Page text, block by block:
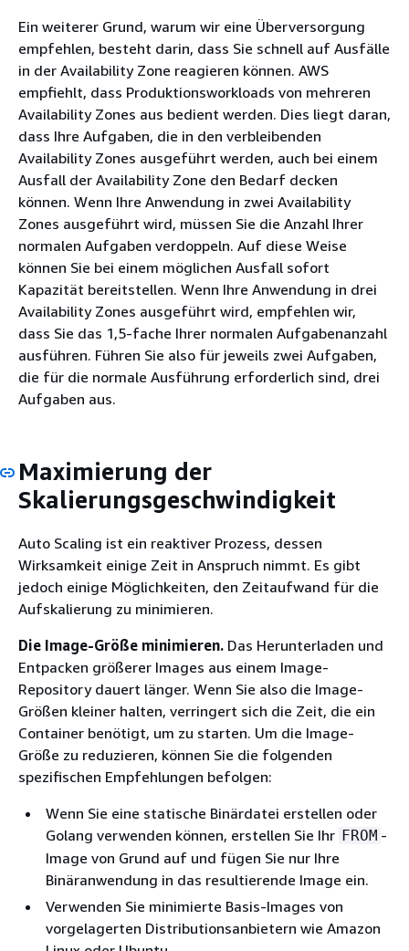
Ein weiterer Grund, warum wir eine Überversorgung
empfehlen, besteht darin, dass Sie schnell auf Ausfälle
in der Availability Zone reagieren können. AWS
empfiehlt, dass Produktionsworkloads von mehreren
Availability Zones aus bedient werden. Dies liegt daran,
dass Ihre Aufgaben, die in den verbleibenden
Availability Zones ausgeführt werden, auch bei einem
Ausfall der Availability Zone den Bedarf decken
können. Wenn Ihre Anwendung in zwei Availability
Zones ausgeführt wird, müssen Sie die Anzahl Ihrer
normalen Aufgaben verdoppeln. Auf diese Weise
können Sie bei einem möglichen Ausfall sofort
Kapazität bereitstellen. Wenn Ihre Anwendung in drei
Availability Zones ausgeführt wird, empfehlen wir,
dass Sie das 1,5-fache Ihrer normalen Aufgabenanzahl
ausführen. Führen Sie also für jeweils zwei Aufgaben,
die für die normale Ausführung erforderlich sind, drei
Aufgaben aus.
Maximierung der
Skalierungsgeschwindigkeit
Auto Scaling ist ein reaktiver Prozess, dessen
Wirksamkeit einige Zeit in Anspruch nimmt. Es gibt
jedoch einige Möglichkeiten, den Zeitaufwand für die
Aufskalierung zu minimieren.
Die Image-Größe minimieren. Das Herunterladen und
Entpacken größerer Images aus einem Image-
Repository dauert länger. Wenn Sie also die Image-
Größen kleiner halten, verringert sich die Zeit, die ein
Container benötigt, um zu starten. Um die Image-
Größe zu reduzieren, können Sie die folgenden
spezifischen Empfehlungen befolgen:
Wenn Sie eine statische Binärdatei erstellen oder
Golang verwenden können, erstellen Sie Ihr FROM -
Image von Grund auf und fügen Sie nur Ihre
Binäranwendung in das resultierende Image ein.
Verwenden Sie minimierte Basis-Images von
vorgelagerten Distributionsanbietern wie Amazon